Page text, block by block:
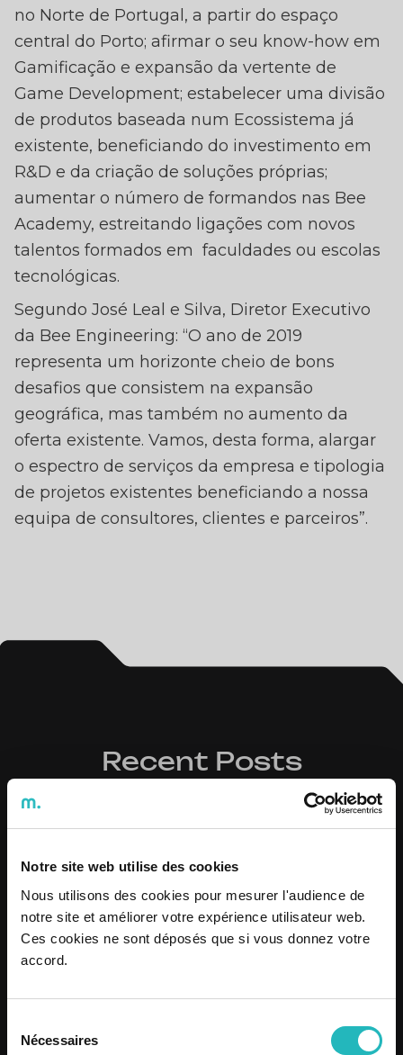
Notre site web utilise des cookies
Nous utilisons des cookies pour mesurer l'audience de
notre site et améliorer votre expérience utilisateur web.
Ces cookies ne sont déposés que si vous donnez votre
accord.
Nécessaires
no Norte de Portugal, a partir do espaço
central do Porto; afirmar o seu know-how em
Gamificação e expansão da vertente de
Game Development; estabelecer uma divisão
de produtos baseada num Ecossistema já
existente, beneficiando do investimento em
R&D e da criação de soluções próprias;
aumentar o número de formandos nas Bee
Academy, estreitando ligações com novos
talentos formados em faculdades ou escolas
tecnológicas.
Segundo José Leal e Silva, Diretor Executivo
da Bee Engineering: “O ano de 2019
representa um horizonte cheio de bons
desafios que consistem na expansão
geográfica, mas também no aumento da
oferta existente. Vamos, desta forma, alargar
o espectro de serviços da empresa e tipologia
de projetos existentes beneficiando a nossa
equipa de consultores, clientes e parceiros”.
Recent Posts